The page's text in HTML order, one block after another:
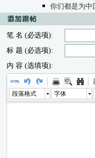
你们都是为中
笔 名 (必选项):
标 题 (必选项):
内 容 (选填项):
段落格式 字体